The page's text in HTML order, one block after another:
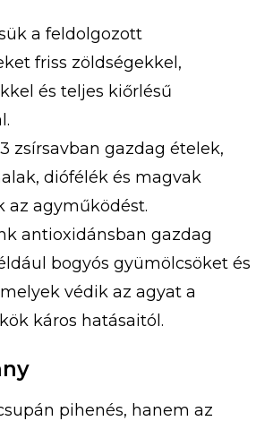
a feldolgozott
friss zöldségekkel,
és teljes kiőrlésű
zsírsavban gazdag ételek,
diófélék és magvak
az agyműködést.
antioxidánsban gazdag
bogyós gyümölcsöket és
védik az agyat a
káros hatásaitól.
pihenés, hanem az